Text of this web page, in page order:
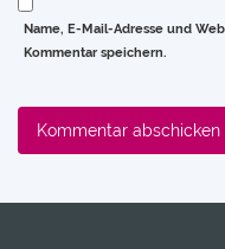
Name, E-Mail-Adresse und
Kommentar speichern.